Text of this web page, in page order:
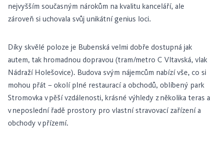
nejvyšším současným nárokům na kvalitu kanceláří, ale
zároveň si uchovala svůj unikátní genius loci.
Díky skvělé poloze je Bubenská velmi dobře dostupná jak
autem, tak hromadnou dopravou (tram/metro C Vltavská, vlak
Nádraží Holešovice). Budova svým nájemcům nabízí vše, co si
mohou přát – okolí plné restaurací a obchodů, oblíbený park
Stromovka v pěší vzdálenosti, krásné výhledy z několika teras a
v neposlední řadě prostory pro vlastní stravovací zařízení a
obchody v přízemí.